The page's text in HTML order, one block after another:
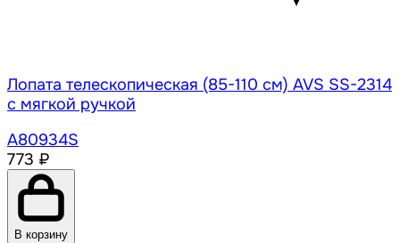
Лопата телескопическая (85-110 см) AVS SS-2314
с мягкой ручкой
A80934S
773 ₽
В корзину